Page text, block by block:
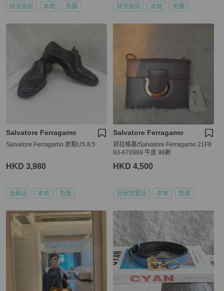
狀況良好 本地 免運 狀況良好 本地 免運
Salvatore Ferragamo
Salvatore Ferragamo 皮鞋US 8.5
HKD 3,980
全新品 本地 免運
Salvatore Ferragamo
菲拉格慕/Salvatore Ferragamo 21F8
93-670989 牛皮 98新
HKD 4,500
近新閒置品 本地 免運